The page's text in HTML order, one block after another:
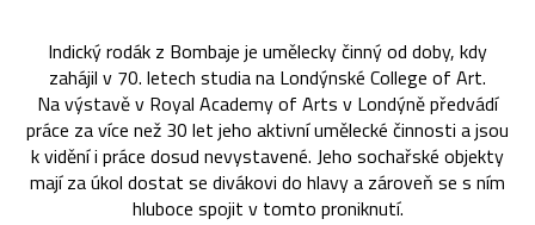
Indický rodák z Bombaje je umělecky činný od doby, kdy
zahájil v 70. letech studia na Londýnské College of Art.
Na výstavě v Royal Academy of Arts v Londýně předvádí
práce za více než 30 let jeho aktivní umělecké činnosti a jsou
k vidění i práce dosud nevystavené. Jeho sochařské objekty
mají za úkol dostat se divákovi do hlavy a zároveň se s ním
hluboce spojit v tomto proniknutí.